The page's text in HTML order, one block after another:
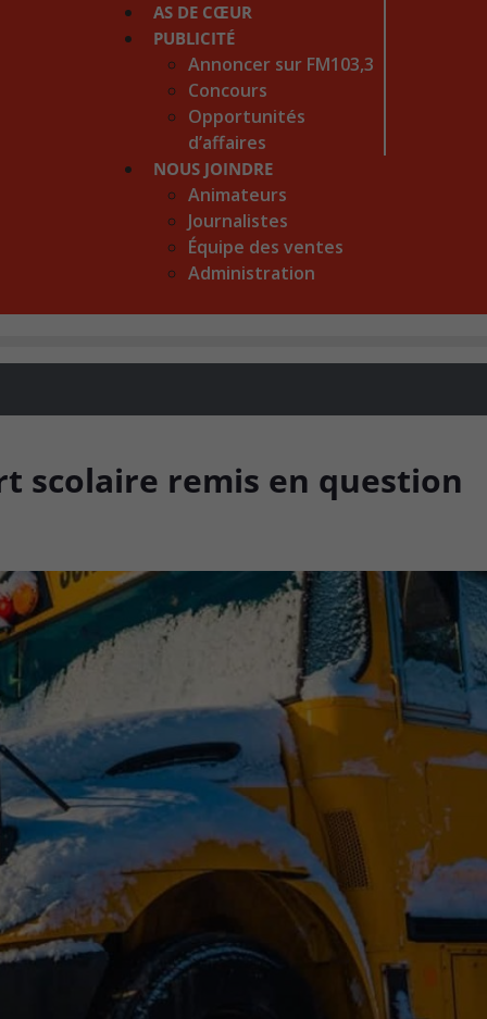
AS DE CŒUR
PUBLICITÉ
Annoncer sur FM103,3
Concours
Opportunités
d’affaires
NOUS JOINDRE
Animateurs
Journalistes
Équipe des ventes
Administration
scolaire remis en question